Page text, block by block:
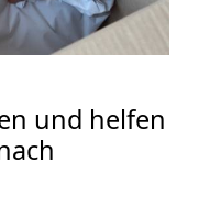
und helfen